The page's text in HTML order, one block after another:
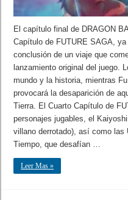
El capítulo final de DRAGON
Capítulo de FUTURE SAGA,
conclusión de un viaje que
lanzamiento original del juego.
mundo y la historia, mientras
provocará la desaparición de
Tierra. El Cuarto Capítulo de
personajes jugables, el
villano derrotado), así como las
Tiempo, que desafían …
Leer Mas »